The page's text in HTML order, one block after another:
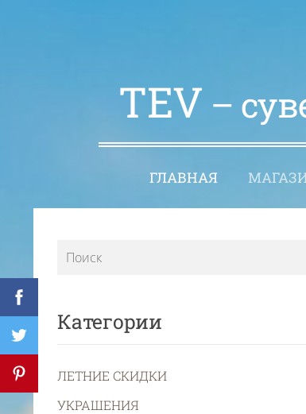
TEV –
ГЛАВНАЯ
Категории
ЛЕТНИЕ СКИДКИ
УКРАШЕНИЯ